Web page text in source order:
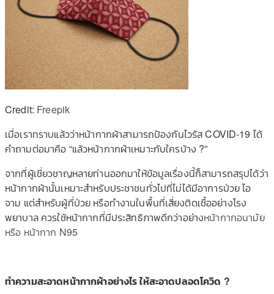
Credit: Freepik
เมื่อเราทราบแล้วว่าหน้ากากผ้าสามารถป้องกันไวรัส COVID-19 ได้
คำถามต่อมาคือ “แล้วหน้ากากผ้าเหมาะกับใครบ้าง ?”
จากที่ผู้เชี่ยวชาญหลายท่านออกมาให้ข้อมูลเรื่องนี้ก็สามารถสรุปได้ว่า
หน้ากากผ้านั้นเหมาะสำหรับประชาชนทั่วไปที่ไม่ได้มีอาการป่วย ไอ
จาม แต่สำหรับผู้ที่ป่วย หรือทำงานในพื้นที่เสี่ยงติดเชื้ออย่างโรง
พยาบาล ควรใช้หน้ากากที่มีประสิทธิภาพดีกว่าอย่างหน้ากากอนามัย
หรือ หน้ากาก N95
ทำความสะอาดหน้ากากผ้าอย่างไร ให้สะอาดปลอดโควิด ?